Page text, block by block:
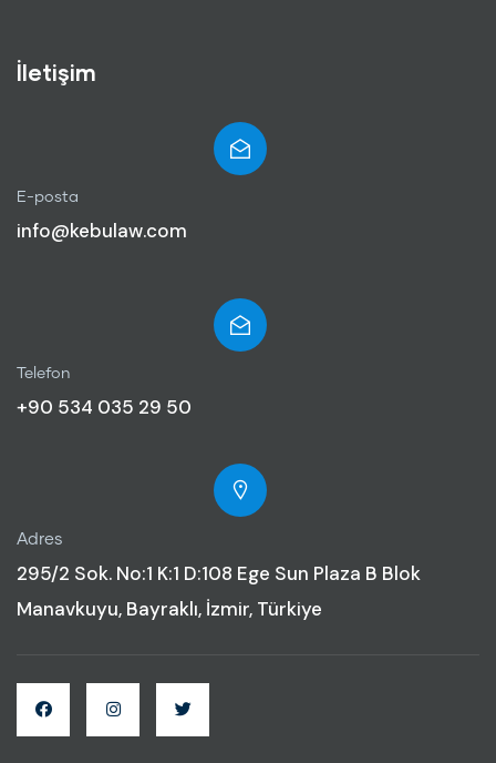
İletişim
E-posta
info@kebulaw.com
Telefon
+90 534 035 29 50
Adres
295/2 Sok. No:1 K:1 D:108 Ege Sun Plaza B Blok
Manavkuyu, Bayraklı, İzmir, Türkiye